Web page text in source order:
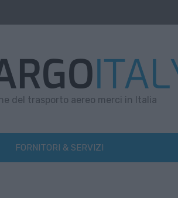
del trasporto aereo merci in Italia
FORNITORI & SERVIZI